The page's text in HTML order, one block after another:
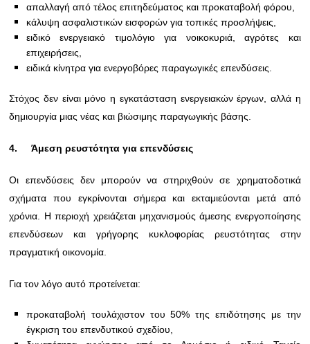
απαλλαγή από τέλος επιτηδεύματος και προκαταβολή φόρου,
κάλυψη ασφαλιστικών εισφορών για τοπικές προσλήψεις,
ειδικό ενεργειακό τιμολόγιο για νοικοκυριά, αγρότες και
επιχειρήσεις,
ειδικά κίνητρα για ενεργοβόρες παραγωγικές επενδύσεις.
Στόχος δεν είναι μόνο η εγκατάσταση ενεργειακών έργων, αλλά η
δημιουργία μιας νέας και βιώσιμης παραγωγικής βάσης.
4.Άμεση ρευστότητα για επενδύσεις
Οι επενδύσεις δεν μπορούν να στηριχθούν σε χρηματοδοτικά
σχήματα που εγκρίνονται σήμερα και εκταμιεύονται μετά από
χρόνια. Η περιοχή χρειάζεται μηχανισμούς άμεσης ενεργοποίησης
επενδύσεων και γρήγορης κυκλοφορίας ρευστότητας στην
πραγματική οικονομία.
Για τον λόγο αυτό προτείνεται:
προκαταβολή τουλάχιστον του 50% της επιδότησης με την
έγκριση του επενδυτικού σχεδίου,